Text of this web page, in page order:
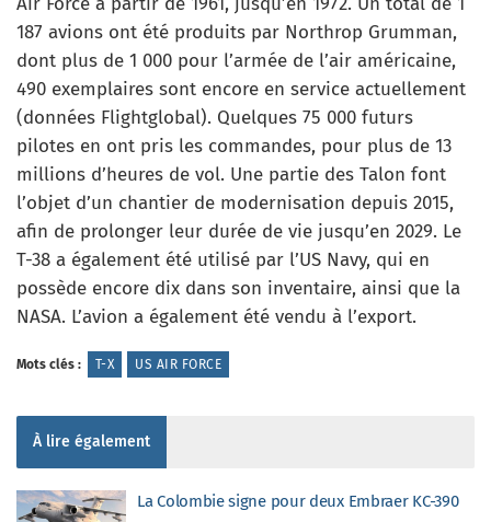
187 avions ont été produits par Northrop Grumman,
dont plus de 1 000 pour l’armée de l’air américaine,
490 exemplaires sont encore en service actuellement
(données Flightglobal). Quelques 75 000 futurs
pilotes en ont pris les commandes, pour plus de 13
millions d’heures de vol. Une partie des Talon font
l’objet d’un chantier de modernisation depuis 2015,
afin de prolonger leur durée de vie jusqu’en 2029. Le
T-38 a également été utilisé par l’US Navy, qui en
possède encore dix dans son inventaire, ainsi que la
NASA. L’avion a également été vendu à l’export.
Mots clés : T-X US AIR FORCE
À lire également
La Colombie signe pour deux Embraer KC-390